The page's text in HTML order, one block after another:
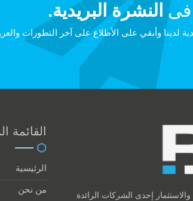
فى النشرة البريدية.
لدينا وأبقي على الأطلاع على آخر التطورات
إحدى الشركات الرائدة
القائمة
الرئيسية
من نحن